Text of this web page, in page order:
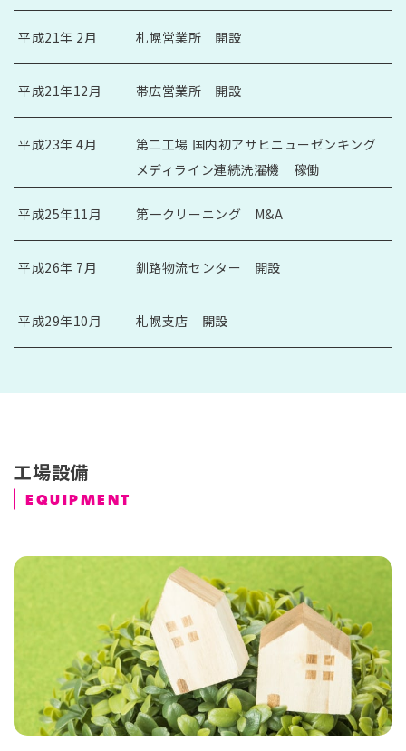
平成21年 2月 札幌営業所 開設
平成21年12月 帯広営業所 開設
平成23年 4月
第二工場 国内初アサヒニューゼンキング
メディライン連続洗濯機 稼働
平成25年11月 第一クリーニング M&A
平成26年 7月 釧路物流センター 開設
平成29年10月 札幌支店 開設
工場設備
EQUIPMENT